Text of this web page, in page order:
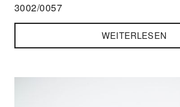
3002/0057
WEITERLESEN